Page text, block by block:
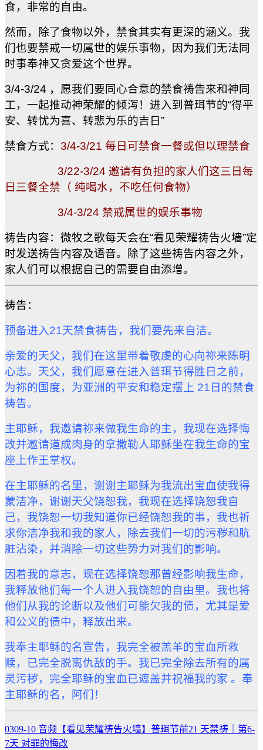
食，非常的自由。
然而，除了食物以外，禁食其实有更深的涵义。我
们也要禁戒一切属世的娱乐事物，因为我们无法同
时事奉神又贪爱这个世界。
3/4-3/24 ，愿我们要同心合意的禁食祷告来和神同
工，一起推动神荣耀的倾泻！进入到普珥节的“得平
安、转忧为喜、转悲为乐的吉日”
禁食方式： 3/4-3/21 每日可禁食一餐或但以理禁食
3/22-3/24 邀请有负担的家人们这三日每
日三餐全禁（ 纯喝水，不吃任何食物）
3/4-3/24 禁戒属世的娱乐事物
祷告内容：微牧之歌每天会在“看见荣耀祷告火墙”定
时发送祷告内容及语音。除了这些祷告内容之外，
家人们可以根据自己的需要自由添增。
祷告：
预备进入21天禁食祷告，我们要先来自洁。
亲爱的天父，我们在这里带着敬虔的心向祢来陈明
心志。天父，我们愿意在进入普珥节得胜日之前，
为祢的国度，为亚洲的平安和稳定摆上 21 日的禁食
祷告。
主耶稣，我邀请祢来做我生命的主，我现在选择悔
改并邀请道成肉身的拿撒勒人耶稣坐在我生命的宝
座上作王掌权。
在主耶稣的名里，谢谢主耶稣为我流出宝血使我得
蒙洁净，谢谢天父饶恕我，我现在选择饶恕我自
己，我饶恕一切我知道你已经饶恕我的事，我也祈
求你洁净我和我的家人，除去我们一切的污秽和肮
脏沾染，并消除一切这些势力对我们的影响。
因着我的意志，现在选择饶恕那曾经影响我生命，
我释放他们每一个人进入我饶恕的自由里。我也将
他们从我的论断以及他们可能欠我的债，尤其是爱
和公义的债中，释放出来。
我奉主耶稣的名宣告，我完全被羔羊的宝血所救
赎，已完全脱离仇敌的手。我已完全除去所有的属
灵污秽，完全耶稣的宝血已遮盖并祝福我的家 。奉
主耶稣的名，阿们！
0309-10 音频【看见荣耀祷告火墙】普珥节前21 天禁祷｜第6-
7天 对罪的悔改